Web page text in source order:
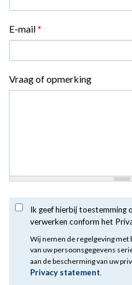
E-mail *
Vraag of opmerking
Ik geef hierbij toestemming
verwerken conform het
Wij nemen de regelgeving
van uw persoonsgegevens
aan de bescherming van uw
Privacy statement.